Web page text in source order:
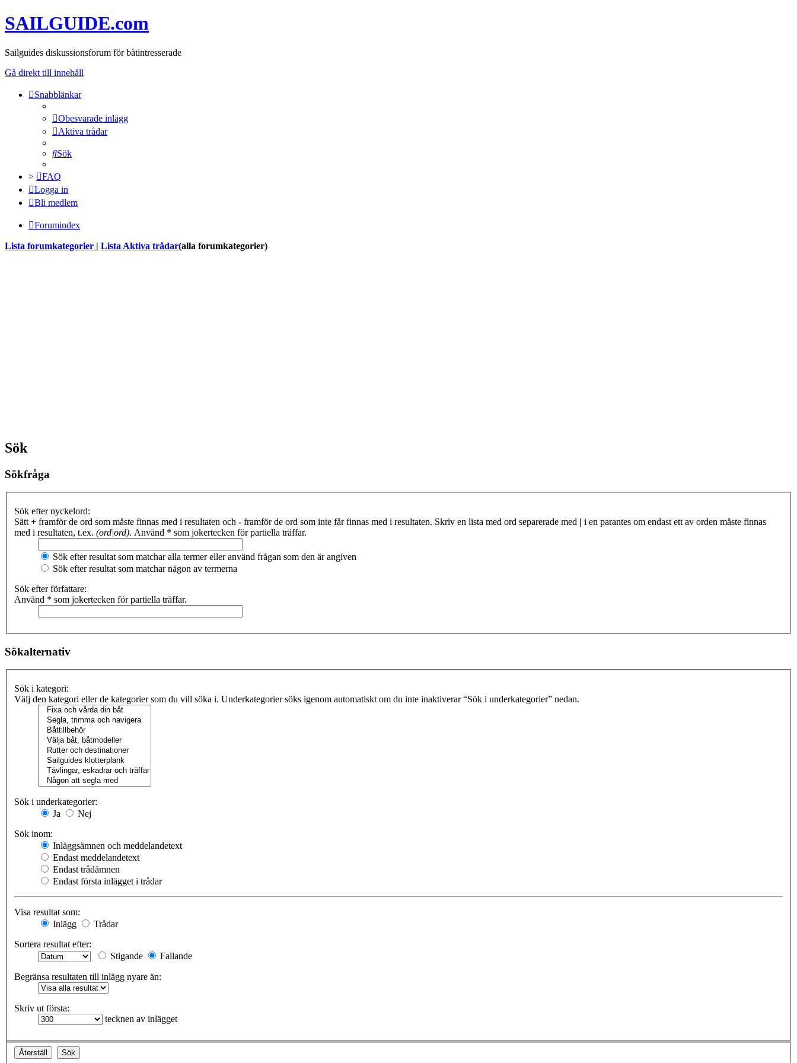
SAILGUIDE.com
Sailguides diskussionsforum för båtintresserade
Gå direkt till innehåll
Snabblänkar
Obesvarade inlägg
Aktiva trådar
Sök
>
FAQ
Logga in
Bli medlem
Forumindex
Lista forumkategorier | Lista Aktiva trådar(alla forumkategorier)
Sök
Sökfråga
Sök efter nyckelord:
Sätt + framför de ord som måste finnas med i resultaten och - framför de ord som inte får finnas med i resultaten. Skriv en lista med ord separerade med | i en parantes om endast ett av orden måste finnas
med i resultaten, t.ex. (ord|ord). Använd * som jokertecken för partiella träffar.
Sök efter resultat som matchar alla termer eller använd frågan som den är angiven
Sök efter resultat som matchar någon av termerna
Sök efter författare:
Använd * som jokertecken för partiella träffar.
Sökalternativ
Sök i kategori:
Välj den kategori eller de kategorier som du vill söka i. Underkategorier söks igenom automatiskt om du inte inaktiverar “Sök i underkategorier” nedan.
Sök i underkategorier:
Ja
Nej
Sök inom:
Inläggsämnen och meddelandetext
Endast meddelandetext
Endast trådämnen
Endast första inlägget i trådar
Visa resultat som:
Inlägg
Trådar
Sortera resultat efter:
Stigande
Fallande
Begränsa resultaten till inlägg nyare än:
Skriv ut första:
tecknen av inlägget